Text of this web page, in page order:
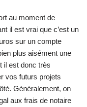
au moment de
il est vrai que c’est un
sur un compte
plus aisément une
il est donc très
vos futurs projets
Généralement, on
aux frais de notaire